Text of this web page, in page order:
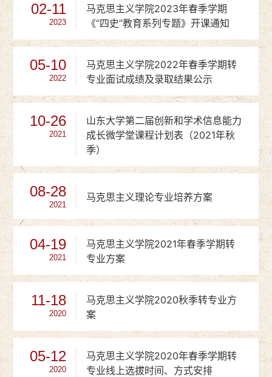
02-11
2023
马克思主义学院2023年春季学期
《“四史”教育系列专题》开课通知
05-10
2022
马克思主义学院2022年春季学期转
专业面试成绩及录取结果公示
10-26
2021
山东大学第二届创新和学术信息能力
成长微学堂课程计划表（2021年秋
季）
08-28
2021
马克思主义理论专业培养方案
04-19
2021
马克思主义学院2021年春季学期转
专业方案
11-18
2020
马克思主义学院2020秋季转专业方
案
05-12
2020
马克思主义学院2020年春季学期转
专业线上选拔时间、方式安排